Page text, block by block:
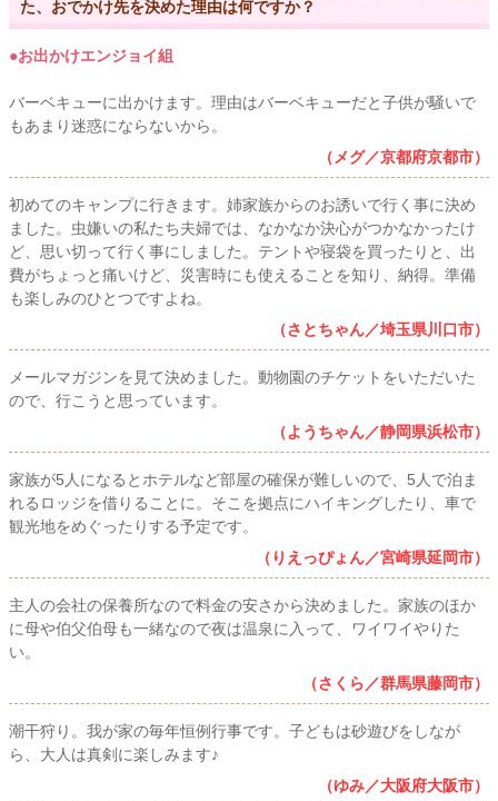
た、おでかけ先を決めた理由は何ですか？
●お出かけエンジョイ組
バーベキューに出かけます。理由はバーベキューだと子供が騒いで
もあまり迷惑にならないから。
（メグ／京都府京都市）
初めてのキャンプに行きます。姉家族からのお誘いで行く事に決め
ました。虫嫌いの私たち夫婦では、なかなか決心がつかなかったけ
ど、思い切って行く事にしました。テントや寝袋を買ったりと、出
費がちょっと痛いけど、災害時にも使えることを知り、納得。準備
も楽しみのひとつですよね。
（さとちゃん／埼玉県川口市）
メールマガジンを見て決めました。動物園のチケットをいただいた
ので、行こうと思っています。
（ようちゃん／静岡県浜松市）
家族が5人になるとホテルなど部屋の確保が難しいので、5人で泊ま
れるロッジを借りることに。そこを拠点にハイキングしたり、車で
観光地をめぐったりする予定です。
（りえっぴょん／宮崎県延岡市）
主人の会社の保養所なので料金の安さから決めました。家族のほか
に母や伯父伯母も一緒なので夜は温泉に入って、ワイワイやりた
い。
（さくら／群馬県藤岡市）
潮干狩り。我が家の毎年恒例行事です。子どもは砂遊びをしなが
ら、大人は真剣に楽しみます♪
（ゆみ／大阪府大阪市）